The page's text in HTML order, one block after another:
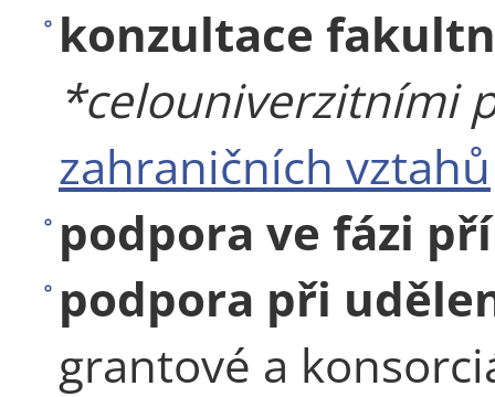
konzultace
*celouniverzitními
zahraničních vztahů
podpora ve fázi
podpora při
grantové a